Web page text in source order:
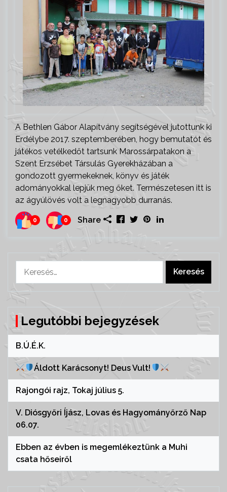
A Bethlen Gábor Alapítvány segítségével jutottunk ki
Erdélybe 2017. szeptemberében, hogy bemutatót és
játékos vetélkedőt tartsunk Marossárpatakon a
Szent Erzsébet Társulás Gyerekházában a
gondozott gyermekeknek, könyv és játék
adományokkal lepjük meg őket. Természetesen itt is
az ágyúlövés volt a legnagyobb durranás.
0 0 Share
Legutóbbi bejegyzések
B.Ú.É.K.
Áldott Karácsonyt! Deus Vult!
Rajongói rajz, Tokaj július 5.
V. Diósgyőri Íjász, Lovas és Hagyományőrző Nap
06.07.
Ebben az évben is megemlékeztünk a Muhi
csata hőseiről